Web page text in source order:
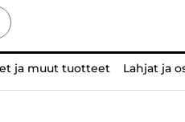
ja muut tuotteet Lahjat ja